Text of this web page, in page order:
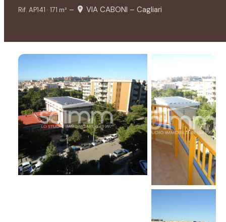
Rif. AP141 · 171 m² – VIA CABONI – Cagliari